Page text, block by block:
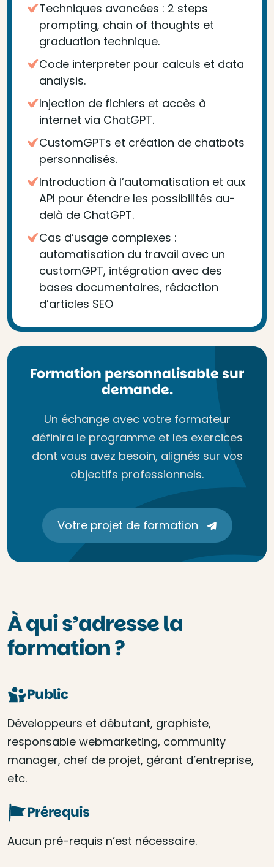
Techniques avancées : 2 steps
prompting, chain of thoughts et
graduation technique.
Code interpreter pour calculs et data
analysis.
Injection de fichiers et accès à
internet via ChatGPT.
CustomGPTs et création de chatbots
personnalisés.
Introduction à l’automatisation et aux
API pour étendre les possibilités au-
delà de ChatGPT.
Cas d’usage complexes :
automatisation du travail avec un
customGPT, intégration avec des
bases documentaires, rédaction
d’articles SEO
Formation personnalisable sur
demande.
Un échange avec votre formateur
définira le programme et les exercices
dont vous avez besoin, alignés sur vos
objectifs professionnels.
Votre projet de formation
À qui s’adresse la
formation ?
Public
Développeurs et débutant, graphiste,
responsable webmarketing, community
manager, chef de projet, gérant d’entreprise,
etc.
Prérequis
Aucun pré-requis n’est nécessaire.